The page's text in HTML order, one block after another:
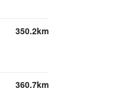
350.2km
360.7km